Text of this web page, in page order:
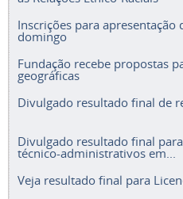
Inscrições para
domingo
Fundação recebe propostas
geográficas
Divulgado resultado final de
Divulgado resultado final
técnico-administrativos em...
Veja resultado final para